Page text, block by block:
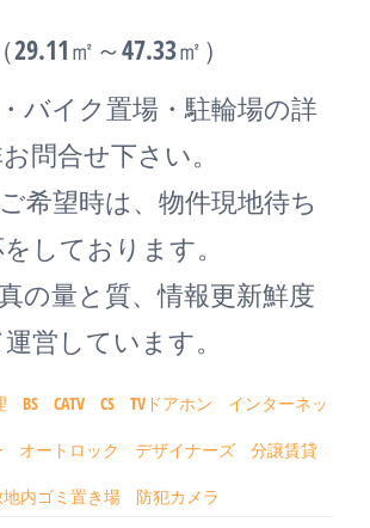
29.11㎡～47.33㎡）
バイク置場・駐輪場の詳
問合せ下さい。
希望時は、物件現地待ち
しております。
の量と質、情報更新鮮度
営しています。
BS CATV CS TVドアホン インターネッ
オートロック デザイナーズ 分譲賃貸
地内ゴミ置き場 防犯カメラ